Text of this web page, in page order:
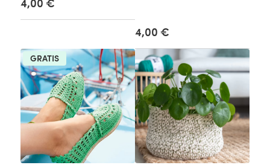
4,00 €
GRATIS